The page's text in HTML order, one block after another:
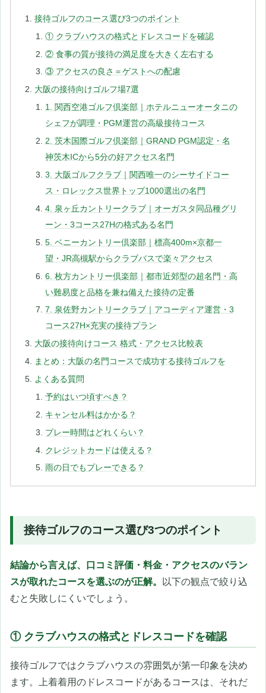
接待ゴルフのコース選び3つのポイント
① クラブハウスの格式とドレスコードを確認
② 食事の質が接待の満足度を大きく左右する
③ アクセスの良さ＝ゲストへの配慮
大阪の接待向けゴルフ場7選
1. 関西空港ゴルフ倶楽部｜ホテルニューオータニの
シェフが調理・PGM運営の高級接待コース
2. 茨木国際ゴルフ倶楽部｜GRAND PGM認定・名
神茨木ICから5分の好アクセス名門
3. 大阪ゴルフクラブ｜関西唯一のシーサイドコー
ス・ロレックス世界トップ1000選出の名門
4. 泉ヶ丘カントリークラブ｜オーガスタ同品種グリ
ーン・3コース27Hの格式ある名門
5. ベニーカントリー倶楽部｜標高400m×京都一
望・JR高槻駅からクラブバスで楽々アクセス
6. 枚方カントリー倶楽部｜都市近郊型の超名門・高
い難易度と品格を兼ね備えた接待の定番
7. 泉佐野カントリークラブ｜アコーディア運営・3
コース27H×充実の接待プラン
大阪の接待向けコース 格式・アクセス比較表
まとめ：大阪の名門コースで成功する接待ゴルフを
よくある質問
予約はいつ頃すべき？
キャンセル料はかかる？
プレー時間はどれくらい？
クレジットカードは使える？
雨の日でもプレーできる？
接待ゴルフのコース選び3つのポイント
結論から言えば、口コミ評価・料金・アクセスのバラン
スが取れたコースを選ぶのが正解。
以下の観点で絞り込
むと失敗しにくいでしょう。
① クラブハウスの格式とドレスコードを確認
接待ゴルフではクラブハウスの雰囲気が第一印象を決め
ます。上着着用のドレスコードがあるコースは、それだ